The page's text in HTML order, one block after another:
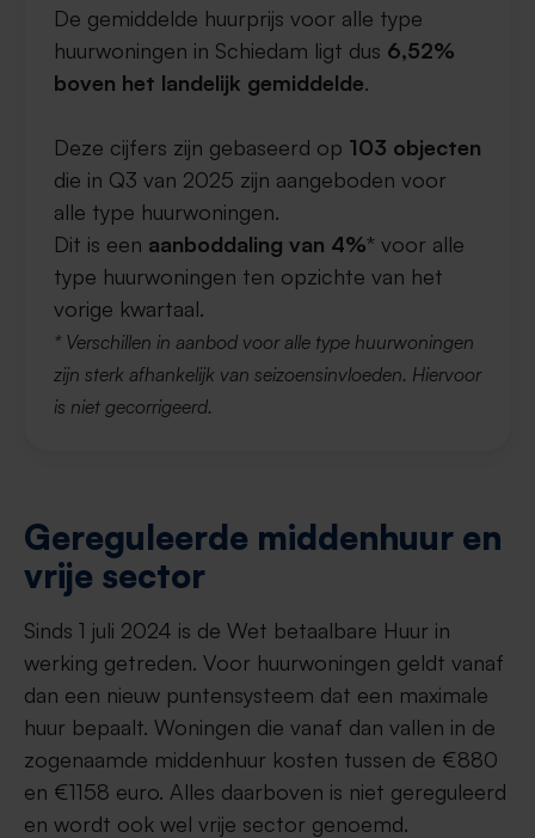
De gemiddelde huurprijs voor alle type
huurwoningen in Schiedam ligt dus 6,52%
boven het landelijk gemiddelde.
Deze cijfers zijn gebaseerd op 103 objecten
die in Q3 van 2025 zijn aangeboden voor
alle type huurwoningen.
Dit is een aanboddaling van 4%* voor alle
type huurwoningen ten opzichte van het
vorige kwartaal.
* Verschillen in aanbod voor alle type huurwoningen
zijn sterk afhankelijk van seizoensinvloeden. Hiervoor
is niet gecorrigeerd.
Gereguleerde middenhuur en
vrije sector
Sinds 1 juli 2024 is de Wet betaalbare Huur in
werking getreden. Voor huurwoningen geldt vanaf
dan een nieuw puntensysteem dat een maximale
huur bepaalt. Woningen die vanaf dan vallen in de
zogenaamde middenhuur kosten tussen de €880
en €1158 euro. Alles daarboven is niet gereguleerd
en wordt ook wel vrije sector genoemd.